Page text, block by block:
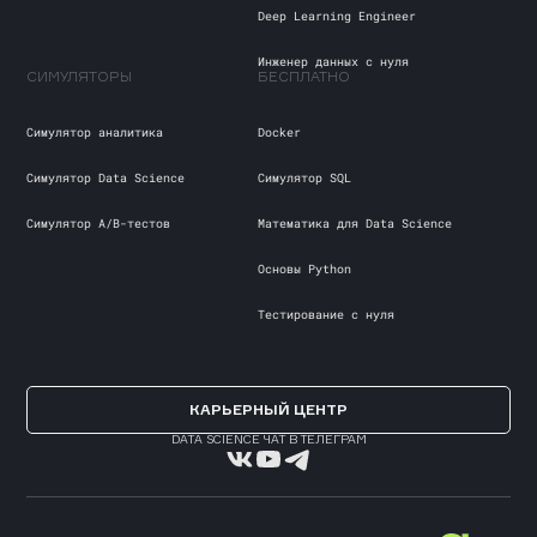
Deep Learning Engineer
Инженер данных с нуля
СИМУЛЯТОРЫ
Симулятор аналитика
Симулятор Data Science
Симулятор А/В-тестов
БЕСПЛАТНО
Docker
Cимулятор SQL
Математика для Data Science
Основы Python
Тестирование с нуля
DATA SCIENCE ЧАТ В ТЕЛЕГРАМ
КАРЬЕРНЫЙ ЦЕНТР